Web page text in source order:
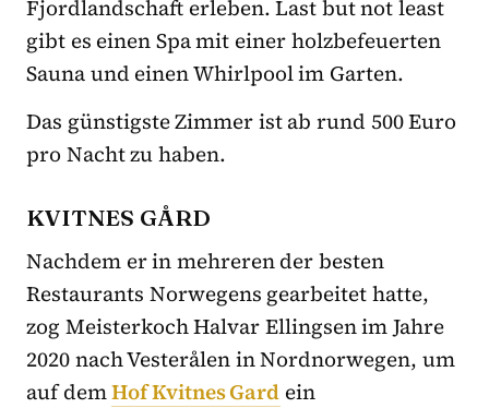
Fjordlandschaft erleben. Last but not least
gibt es einen Spa mit einer holzbefeuerten
Sauna und einen Whirlpool im Garten.
Das günstigste Zimmer ist ab rund 500 Euro
pro Nacht zu haben.
KVITNES GÅRD
Nachdem er in mehreren der besten
Restaurants Norwegens gearbeitet hatte,
zog Meisterkoch Halvar Ellingsen im Jahre
2020 nach Vesterålen in Nordnorwegen, um
auf demHof ​​Kvitnes Gard ein